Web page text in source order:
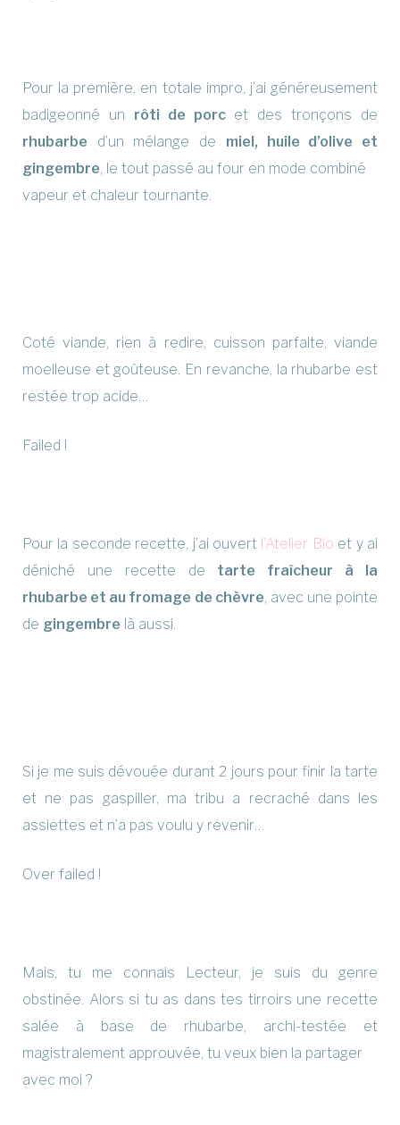
Pour la première, en totale impro, j’ai généreusement
badigeonné un rôti de porcet des tronçons de
rhubarbe d’un mélange de miel, huile d’olive et
gingembre, le tout passé au four en mode combiné
vapeur et chaleur tournante.
Coté viande, rien à redire, cuisson parfaite, viande
moelleuse et goûteuse. En revanche, la rhubarbe est
restée trop acide…
Failed !
Pour la seconde recette, j’ai ouvert l’Atelier Bio et y ai
déniché une recette de tarte fraîcheur à la
rhubarbe et au fromage de chèvre, avec une pointe
de gingembre là aussi.
Si je me suis dévouée durant 2 jours pour finir la tarte
et ne pas gaspiller, ma tribu a recraché dans les
assiettes et n’a pas voulu y revenir…
Over failed !
Mais, tu me connais Lecteur, je suis du genre
obstinée. Alors si tu as dans tes tirroirs une recette
salée à base de rhubarbe, archi-testée et
magistralement approuvée, tu veux bien la partager
avec moi ?